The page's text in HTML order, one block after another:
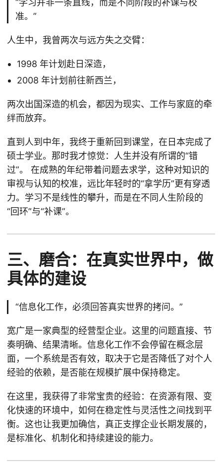
“学习并非一条直线，而是不同阶段的补课与校
准。”
人生中，我曾两次与远方失之交臂：
1998 年计划赴日深造，
2008 年计划前往新西兰，
两次出国深造的机会，都因为现实、工作与家庭的牵
绊而放弃。
直到人到中年，我终于重新回到课堂，在日本完成了
硕士学业。那时我才惊觉：人生并没有所谓的“错
过”。 在成熟的年纪带着问题去求学，这种对知识的
审视与认知的校准，远比年轻时的“拿学历”更有穿透
力。学习不是线性的攀升，而是在不同人生阶段的
“回环”与“补课”。
三、磨合：在真实世界中，做
具体的建设
“信息化工作，必须回答真实世界的拷问。”
宽广是一家典型的经营型企业。这里的问题直接、节
奏明确、结果清晰。信息化工作不会停留在概念层
面，一个系统是否有效，取决于它是否降低了对个人
经验的依赖，是否能在规模扩展中保持稳定。
在这里，我获得了非常宝贵的经验：在资源有限、变
化快速的环境中，如何在稳定性与灵活性之间找到平
衡。这也让我更加确信，真正支撑企业长期发展的，
是标准化、机制化和持续建设的能力。